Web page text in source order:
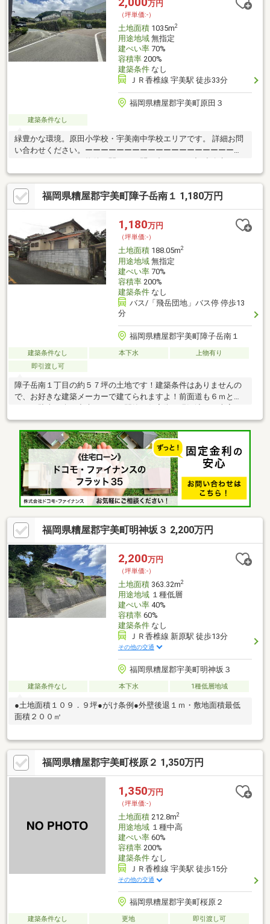
万円
（坪単価:-）
土地面積1035m2
用途地域無指定
建ぺい率70%
容積率200%
建築条件なし
ＪＲ香椎線 宇美駅 徒歩33分
福岡県糟屋郡宇美町原田３
建築条件なし
緑豊かな環境。原田小学校・宇美南中学校エリアです。 詳細お問
い合わせください。ーーーーーーーーーーーーーーーーーーーー
お願いいたします【問い合わせ先】売買専用ダイヤル：０９２－
４３７－１０７７ーーーーーーーーーーーーーーーーーーーーー
ーーーーーーーー
福岡県糟屋郡宇美町障子岳南１ 1,180万円
1,180万円
（坪単価:-）
土地面積188.05m2
用途地域無指定
建ぺい率70%
容積率200%
建築条件なし
バス/「飛岳団地」バス停 停歩13
分
福岡県糟屋郡宇美町障子岳南１
建築条件なし 本下水
上物有り
即引渡し可
障子岳南１丁目の約５７坪の土地です！建築条件はありませんの
で、お好きな建築メーカーで建てられますよ！前面道も６ｍと広
いので駐車も楽に出来ますよ！閑静な住宅街。現況渡し、古家あ
り
福岡県糟屋郡宇美町明神坂３ 2,200万円
2,200万円
（坪単価:-）
土地面積363.32m2
用途地域１種低層
建ぺい率40%
容積率60%
建築条件なし
ＪＲ香椎線 新原駅 徒歩13分
その他の交通
福岡県糟屋郡宇美町明神坂３
建築条件なし 本下水 1種低層地域
●土地面積１０９．９坪●がけ条例●外壁後退１ｍ・敷地面積最低
面積２００㎡
福岡県糟屋郡宇美町桜原２ 1,350万円
1,350万円
（坪単価:-）
土地面積212.8m2
用途地域１種中高
建ぺい率60%
容積率200%
建築条件なし
ＪＲ香椎線 宇美駅 徒歩15分
その他の交通
福岡県糟屋郡宇美町桜原２
建築条件なし 更地
即引渡し可